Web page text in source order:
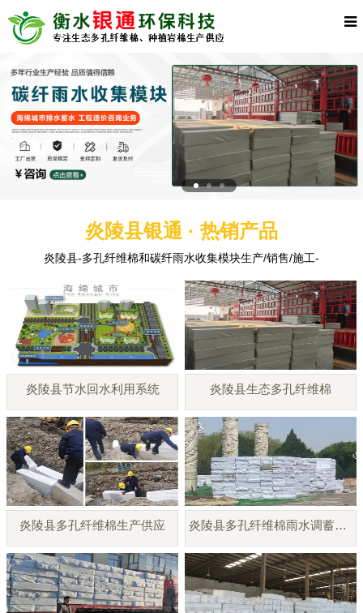
炎陵县银通 · 热销产品
炎陵县-多孔纤维棉和碳纤雨水收集模块生产/销售/施工-
炎陵县节水回水利用系统 炎陵县生态多孔纤维棉
炎陵县多孔纤维棉生产供应 炎陵县多孔纤维棉雨水调蓄模块